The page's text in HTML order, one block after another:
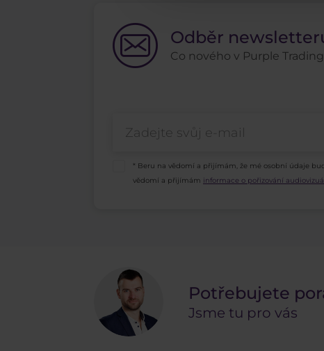
Odběr
Co nového v Purple
* Beru na vědomí a přijímám, že mé osobní údaje
vědomí a přijímám informace o pořizování
Potřebujete
Jsme tu pro vás